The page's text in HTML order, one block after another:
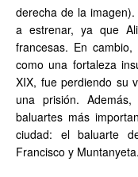
derecha de la
a estrenar, ya que
francesas. En
como una fortaleza
XIX, fue perdiendo su
una prisión.
baluartes más
ciudad: el baluarte
Francisco y Muntanyeta.